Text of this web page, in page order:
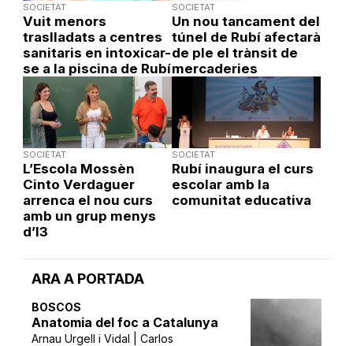
ARA A PORTADA
BOSCOS
Anatomia del foc a Catalunya
Arnau Urgell i Vidal | Carlos
SOCIETAT
Vuit menors
traslladats a centres
sanitaris en intoxicar-
se a la piscina de Rubí
SOCIETAT
Un nou tancament del
túnel de Rubí afectarà
de ple el trànsit de
mercaderies
SOCIETAT
L’Escola Mossèn
Cinto Verdaguer
arrenca el nou curs
amb un grup menys
d’I3
SOCIETAT
Rubí inaugura el curs
escolar amb la
comunitat educativa